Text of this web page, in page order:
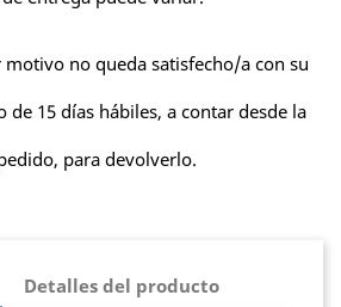
no queda satisfecho/a con su
de 15 días hábiles, a contar desde la
para devolverlo.
Detalles del producto